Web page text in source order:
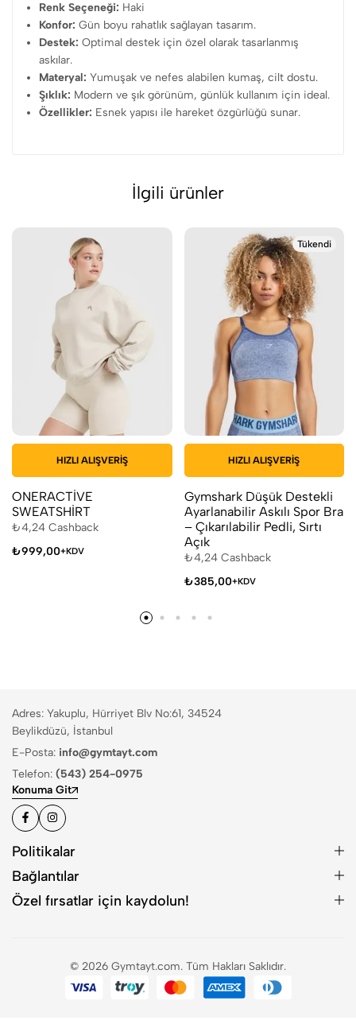
Renk Seçeneği: Haki
Konfor: Gün boyu rahatlık sağlayan tasarım.
Destek: Optimal destek için özel olarak tasarlanmış
askılar.
Materyal: Yumuşak ve nefes alabilen kumaş, cilt dostu.
Şıklık: Modern ve şık görünüm, günlük kullanım için ideal.
Özellikler: Esnek yapısı ile hareket özgürlüğü sunar.
İlgili ürünler
HIZLI ALIŞVERIŞ
ONERACTİVE
SWEATSHİRT
₺4,24 Cashback
₺999,00+KDV
Tükendi
HIZLI ALIŞVERIŞ
Gymshark Düşük Destekli
Ayarlanabilir Askılı Spor Bra
– Çıkarılabilir Pedli, Sırtı
Açık
₺4,24Cashback
₺385,00+KDV
Adres: Yakuplu, Hürriyet Blv No:61, 34524
Beylikdüzü, İstanbul
E-Posta: info@gymtayt.com
Telefon: (543) 254-0975
Konuma Git
Politikalar
Bağlantılar
Özel fırsatlar için kaydolun!
© 2026 Gymtayt.com. Tüm Hakları Saklıdır.